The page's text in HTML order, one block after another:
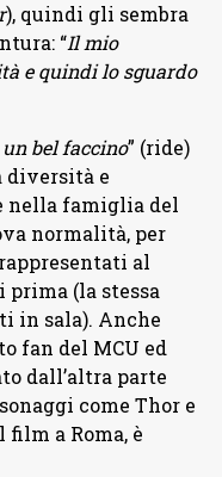
), quindi gli sembra
“Il mio
e quindi lo sguardo
bel faccino” (ride)
diversità e
nella famiglia del
normalità, per
al
(la stessa
in sala). Anche
fan del MCU ed
dall’altra parte
come Thor e
film a Roma, è